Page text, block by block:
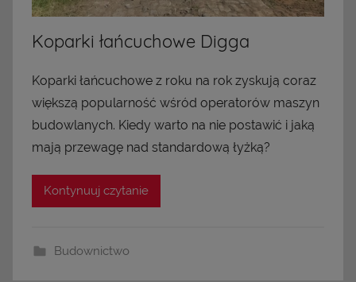
Koparki łańcuchowe Digga
Koparki łańcuchowe z roku na rok zyskują coraz
większą popularność wśród operatorów maszyn
budowlanych. Kiedy warto na nie postawić i jaką
mają przewagę nad standardową łyżką?
Kontynuuj czytanie
Budownictwo